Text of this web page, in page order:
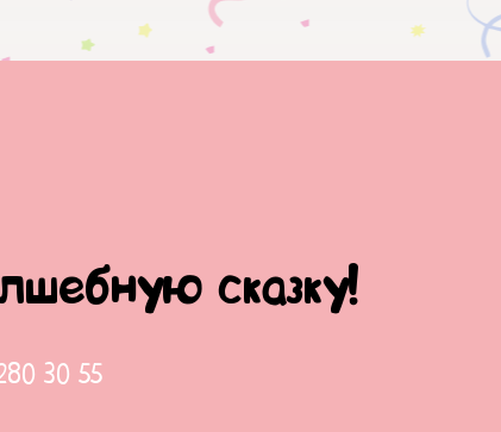
сказку!
30 55